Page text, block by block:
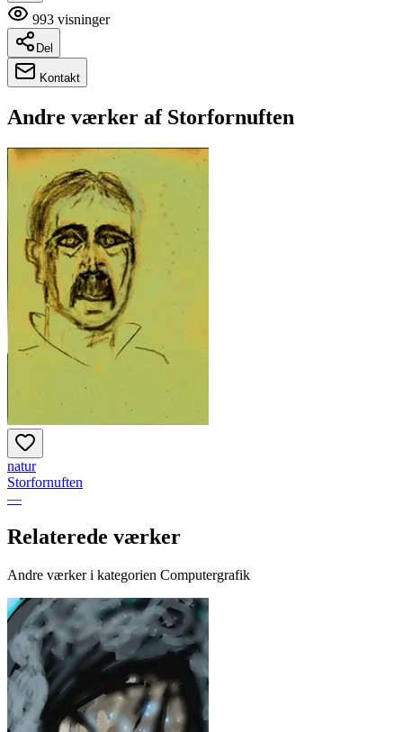
993 visninger
Del
Kontakt
Andre værker af Storfornuften
natur
Storfornuften
—
Relaterede værker
Andre værker i kategorien Computergrafik